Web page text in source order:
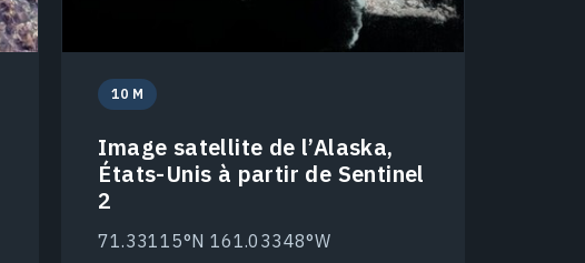
10 M
Image satellite de l’Alaska,
États-Unis à partir de Sentinel
2
71.33115°N 161.03348°W